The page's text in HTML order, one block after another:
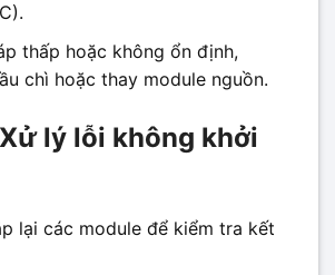
thấp hoặc không ổn định,
chì hoặc thay module nguồn.
lý lỗi không khởi
lại các module để kiểm tra kết